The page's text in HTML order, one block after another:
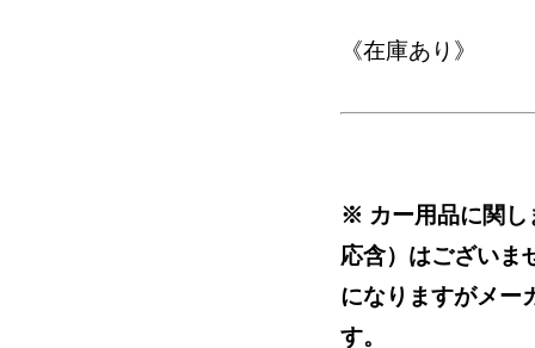
《在庫あり》
※ カー用品に関し
応含）はございま
になりますがメー
す。